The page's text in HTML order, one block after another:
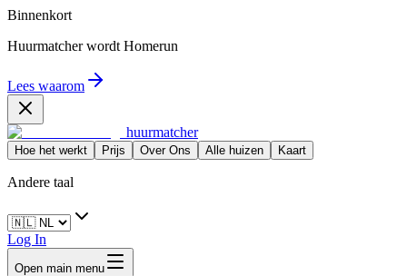
Binnenkort
Huurmatcher wordt Homerun
Lees waarom
huurmatcher
Hoe het werkt Prijs Over Ons Alle huizen Kaart
Andere taal
Log In
Open main menu